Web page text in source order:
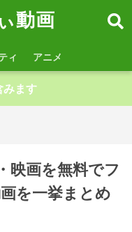
動画
ィ アニメ
みます
映画を無料でフ
を一挙まとめ